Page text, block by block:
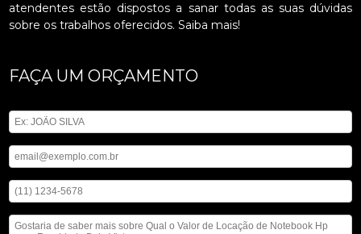
atendentes estão dispostos a sanar todas as suas dúvidas
sobre os trabalhos oferecidos. Saiba mais!
FAÇA UM ORÇAMENTO